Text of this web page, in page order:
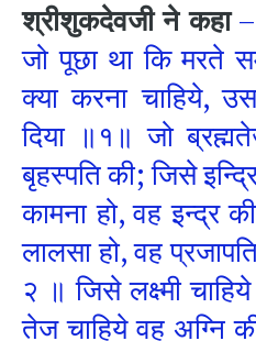
श्रीशुकदेवजी ने कहा–
जो पूछा था कि मरते
क्या करना चाहिये,
दिया ॥१॥ जो
बृहस्पति की; जिसे
कामना हो, वह इन्द्र
लालसा हो, वह
२ ॥ जिसे लक्ष्मी
तेज चाहिये वह अग्नि